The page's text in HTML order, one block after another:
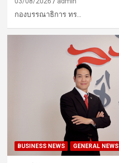
กองบรรณาธิการ ทร…
BUSINESS NEWS GENERAL NEWS